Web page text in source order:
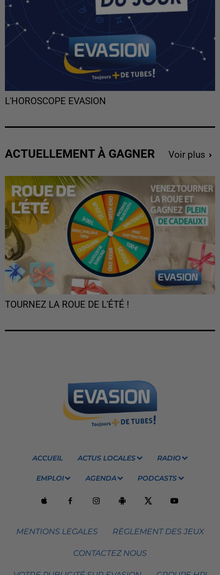
L'HOROSCOPE EVASION
ACTUELLEMENT À GAGNER Voir plus
TOURNEZ LA ROUE DE L'ÉTÉ !
ACCUEIL ACTUS LOCALES RADIO
EMPLOI AGENDA PODCASTS
MENTIONS LEGALES RÈGLEMENT DES JEUX
CONTACTEZ NOUS